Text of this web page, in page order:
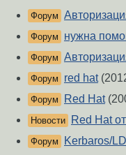
Форум
Форум нужна
Форум
Форум red hat
Форум Red Hat
Новости Red Hat
Форум Kerbaros/